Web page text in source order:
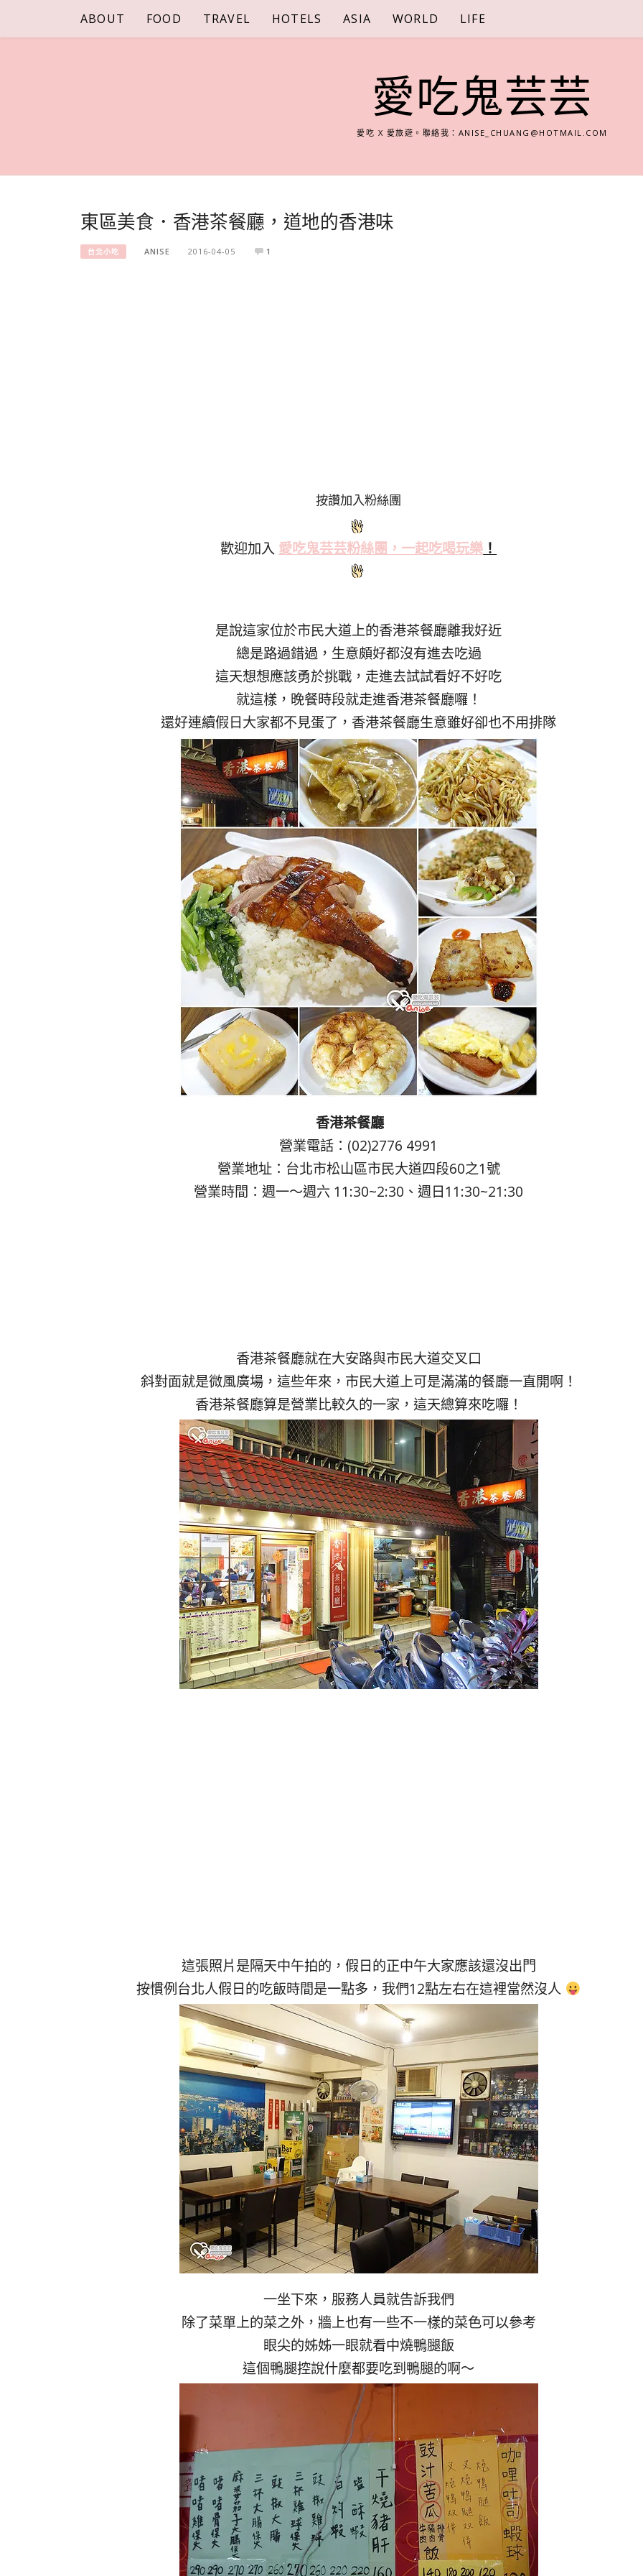
content
ABOUT FOOD TRAVEL HOTELS ASIA WORLD LIFE
愛吃鬼芸芸
愛吃 X 愛旅遊。聯絡我： ANISE_CHUANG@HOTMAIL.COM
東區美食．香港茶餐廳，道地的香港味
台北小吃 ANISE 2016-04-05 1
按讚加入粉絲團
歡迎加入 愛吃鬼芸芸粉絲團，一起吃喝玩樂 ！
是說這家位於市民大道上的香港茶餐廳離我好近
總是路過錯過，生意頗好都沒有進去吃過
這天想想應該勇於挑戰，走進去試試看好不好吃
就這樣，晚餐時段就走進香港茶餐廳囉！
還好連續假日大家都不見蛋了，香港茶餐廳生意雖好卻也不用排隊
香港茶餐廳
營業電話：(02)2776 4991
營業地址：台北市松山區市民大道四段60之1號
營業時間：週一～週六 11:30~2:30、週日11:30~21:30
香港茶餐廳就在大安路與市民大道交叉口
斜對面就是微風廣場，這些年來，市民大道上可是滿滿的餐廳一直開啊！
香港茶餐廳算是營業比較久的一家，這天總算來吃囉！
這張照片是隔天中午拍的，假日的正中午大家應該還沒出門
按慣例台北人假日的吃飯時間是一點多，我們12點左右在這裡當然沒人
一坐下來，服務人員就告訴我們
除了菜單上的菜之外，牆上也有一些不一樣的菜色可以參考
眼尖的姊姊一眼就看中燒鴨腿飯
這個鴨腿控說什麼都要吃到鴨腿的啊～